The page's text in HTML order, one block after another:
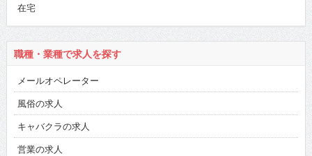
在宅
職種・業種で求人を探す
メールオペレーター
風俗の求人
キャバクラの求人
営業の求人